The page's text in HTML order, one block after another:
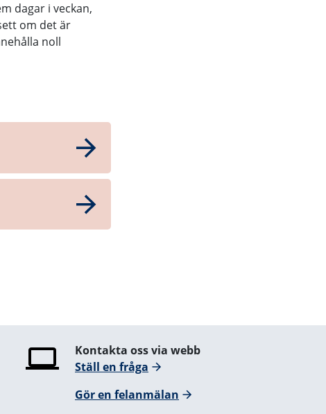
dagar i veckan,
om det är
noll
Kontakta oss via webb
Ställ en fråga
Gör en felanmälan